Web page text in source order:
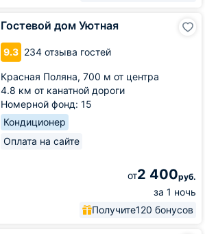
Гостевой дом Уютная
9.3 234 отзыва гостей
Красная Поляна, 700 м от центра
4.8 км от канатной дороги
Номерной фонд: 15
Кондиционер
Оплата на сайте
от2 400руб.
за 1 ночь
Получите120 бонусов